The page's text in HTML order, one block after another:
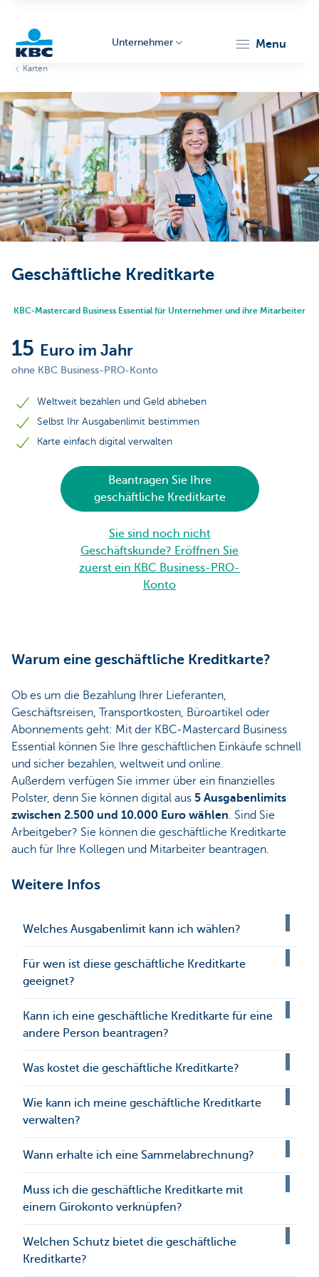
Unternehmer
Unternehmer menu
Karten
Geschäftliche Kreditkarte
KBC-Mastercard Business Essential für Unternehmer und ihre Mitarbeiter
15 Euro im Jahr
ohne KBC Business-PRO-Konto
Weltweit bezahlen und Geld abheben
Selbst Ihr Ausgabenlimit bestimmen
Karte einfach digital verwalten
Beantragen Sie Ihre
geschäftliche Kreditkarte
Sie sind noch nicht
Geschäftskunde? Eröffnen Sie
zuerst ein KBC Business-PRO-
Konto
Warum eine geschäftliche Kreditkarte?
Ob es um die Bezahlung Ihrer Lieferanten,
Geschäftsreisen, Transportkosten, Büroartikel oder
Abonnements geht: Mit der KBC-Mastercard Business
Essential können Sie Ihre geschäftlichen Einkäufe schnell
und sicher bezahlen, weltweit und online.
Außerdem verfügen Sie immer über ein finanzielles
Polster, denn Sie können digital aus 5 Ausgabenlimits
zwischen 2.500 und 10.000 Euro wählen. Sind Sie
Arbeitgeber? Sie können die geschäftliche Kreditkarte
auch für Ihre Kollegen und Mitarbeiter beantragen.
Weitere Infos
Welches Ausgabenlimit kann ich wählen?
Für wen ist diese geschäftliche Kreditkarte
geeignet?
Kann ich eine geschäftliche Kreditkarte für eine
andere Person beantragen?
Was kostet die geschäftliche Kreditkarte?
Wie kann ich meine geschäftliche Kreditkarte
verwalten?
Wann erhalte ich eine Sammelabrechnung?
Muss ich die geschäftliche Kreditkarte mit
einem Girokonto verknüpfen?
Welchen Schutz bietet die geschäftliche
Kreditkarte?